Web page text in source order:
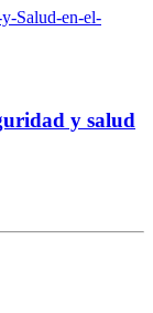
y salud